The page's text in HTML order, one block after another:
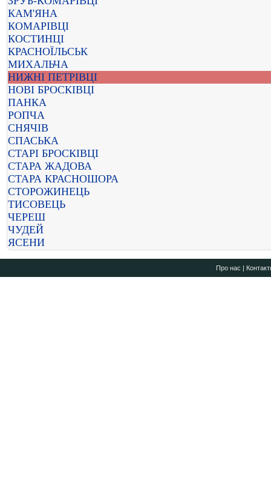
КАМ'ЯНА
КОМАРІВЦІ
КОСТИНЦІ
КРАСНОЇЛЬСЬК
МИХАЛЬЧА
НИЖНІ ПЕТРІВЦІ
НОВІ БРОСКІВЦІ
ПАНКА
РОПЧА
СНЯЧІВ
СПАСЬКА
СТАРІ БРОСКІВЦІ
СТАРА ЖАДОВА
СТАРА КРАСНОШОРА
СТОРОЖИНЕЦЬ
ТИСОВЕЦЬ
ЧЕРЕШ
ЧУДЕЙ
ЯСЕНИ
Про нас |